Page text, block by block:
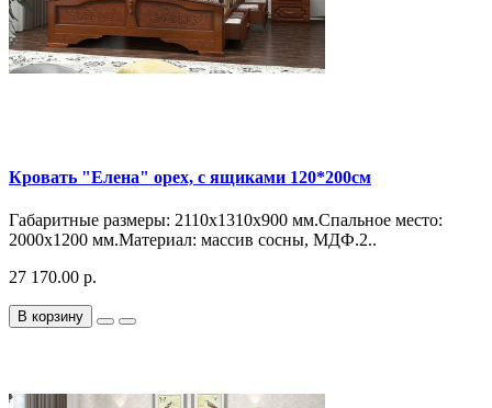
Кровать "Елена" орех, с ящиками 120*200см
Габаритные размеры: 2110х1310х900 мм.Спальное место:
2000х1200 мм.Материал: массив сосны, МДФ.2..
27 170.00 р.
В корзину